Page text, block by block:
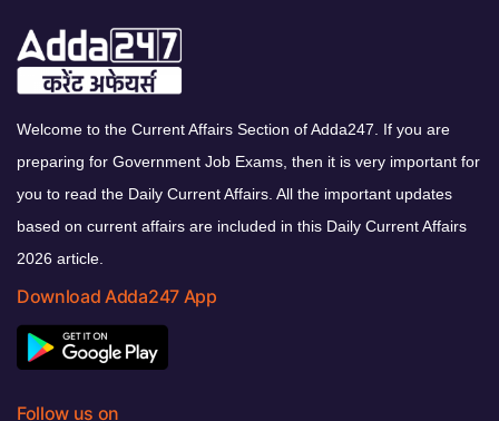
Welcome to the Current Affairs Section of Adda247. If you are
preparing for Government Job Exams, then it is very important for
you to read the Daily Current Affairs. All the important updates
based on current affairs are included in this Daily Current Affairs
2026 article.
Download Adda247 App
Follow us on